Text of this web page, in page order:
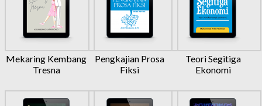
Mekaring Kembang
Tresna
Pengkajian Prosa
Fiksi
Teori Segitiga
Ekonomi